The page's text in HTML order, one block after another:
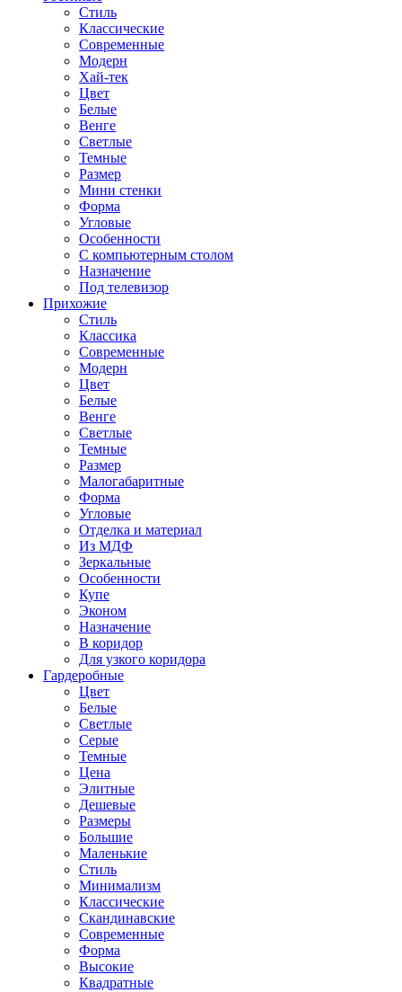
Стиль
Классические
Современные
Модерн
Хай-тек
Цвет
Белые
Венге
Светлые
Темные
Размер
Мини стенки
Форма
Угловые
Особенности
С компьютерным столом
Назначение
Под телевизор
Прихожие
Стиль
Классика
Современные
Модерн
Цвет
Белые
Венге
Светлые
Темные
Размер
Малогабаритные
Форма
Угловые
Отделка и материал
Из МДФ
Зеркальные
Особенности
Купе
Эконом
Назначение
В коридор
Для узкого коридора
Гардеробные
Цвет
Белые
Светлые
Серые
Темные
Цена
Элитные
Дешевые
Размеры
Большие
Маленькие
Стиль
Минимализм
Классические
Скандинавские
Современные
Форма
Высокие
Квадратные